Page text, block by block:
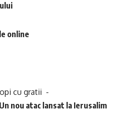
online
cu gratii -
Un nou atac lansat la Ierusalim